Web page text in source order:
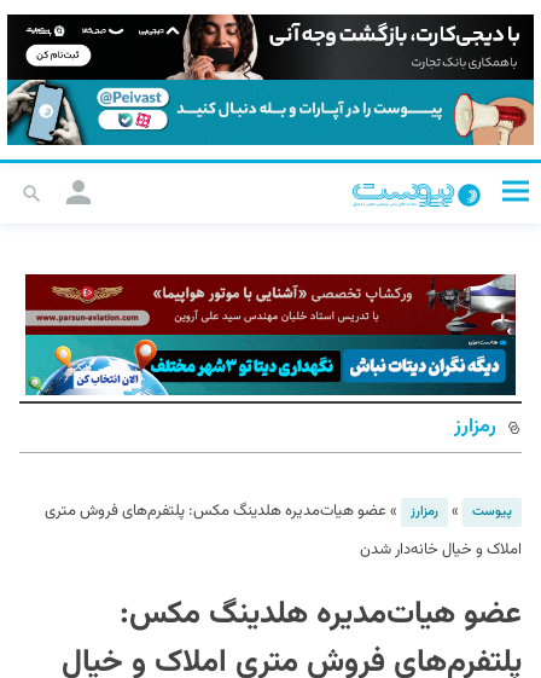
رمزارز
پیوست » رمزارز »عضو هیات‌مدیره هلدینگ مکس: پلتفرم‌های فروش متری
املاک و خیال خانه‌دار شدن
عضو هیات‌مدیره هلدینگ مکس:
پلتفرم‌های فروش متری املاک و خیال